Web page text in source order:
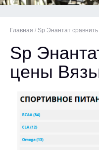
Главная / Sp Энантат
Sp
цены